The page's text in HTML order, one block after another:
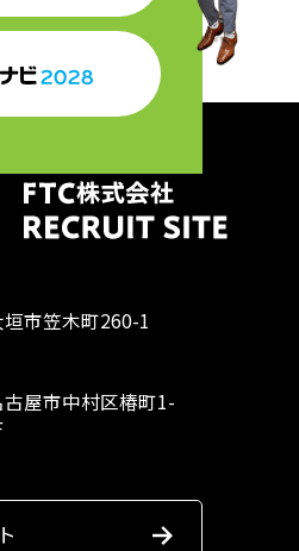
市笠木町260-1
屋市中村区椿町1-